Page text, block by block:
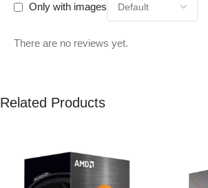
Only with images
There are no reviews yet.
Related Products